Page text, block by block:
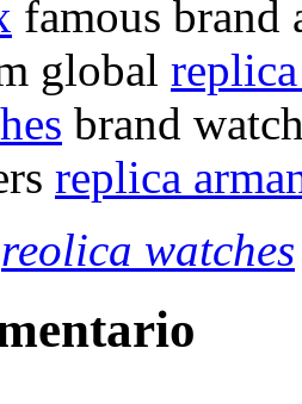
famous brand
global
brand
replica
reolica watches